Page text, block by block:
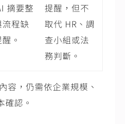
摘要整
程缺
。
提醒，但不
取代 HR、調
查小組或法
務判斷。
容，仍需依企業規模、
確認。